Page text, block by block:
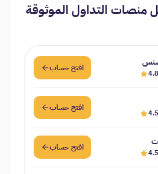
منصات التداول الموثوقة
4.8
افتح حساب
4.5
افتح حساب
4.5
افتح حساب